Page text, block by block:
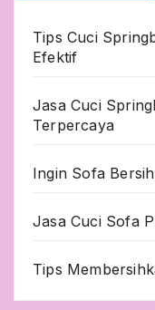
Tips Cuci
Efektif
Jasa Cuci
Terpercaya
Ingin Sofa
Jasa Cuci Sofa
Tips